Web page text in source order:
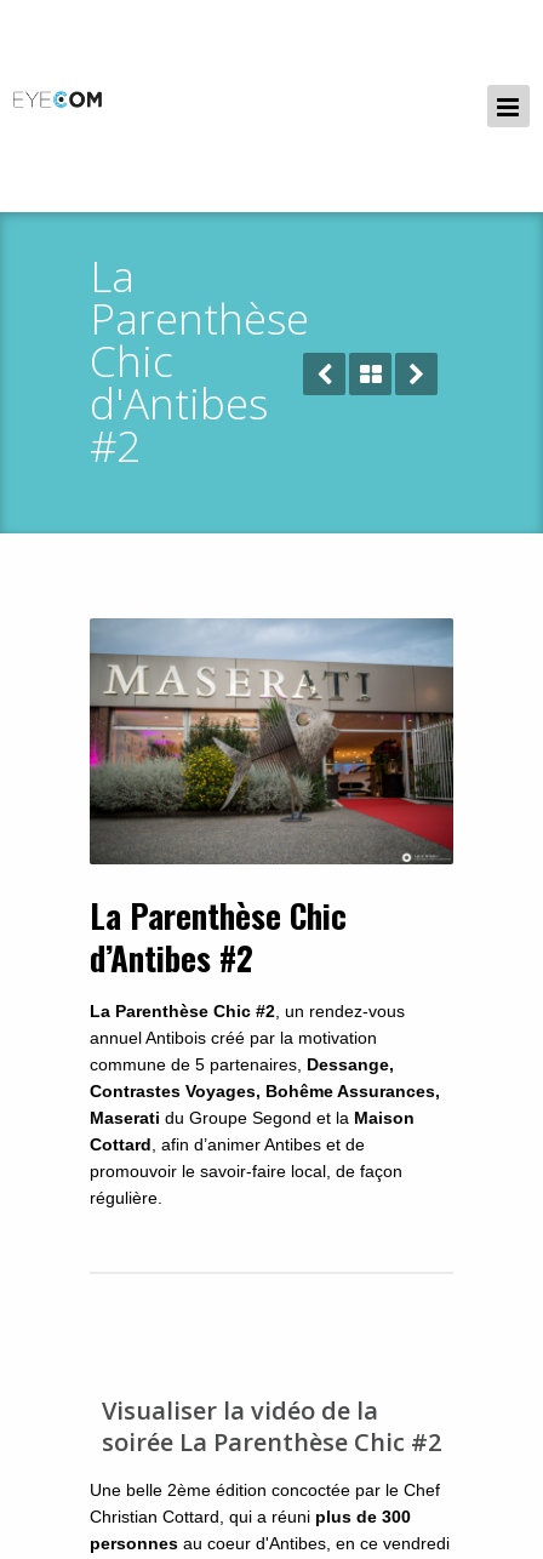
La
Parenthèse
Chic
d'Antibes
#2
La Parenthèse Chic
d’Antibes #2
La Parenthèse Chic #2 , un rendez-vous
annuel Antibois créé par la motivation
commune de 5 partenaires, Dessange,
Contrastes Voyages, Bohême Assurances,
Maserati du Groupe Segond et la Maison
Cottard , afin d’animer Antibes et de
promouvoir le savoir-faire local, de façon
régulière.
Visualiser la vidéo de la
soirée La Parenthèse Chic #2
Une belle 2ème édition concoctée par le Chef
Christian Cottard, qui a réuni plus de 300
personnes au coeur d'Antibes, en ce vendredi